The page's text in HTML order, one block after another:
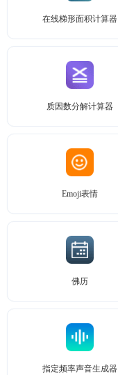
在线梯形面积计算器
质因数分解计算器
Emoji表情
佛历
指定频率声音生成器